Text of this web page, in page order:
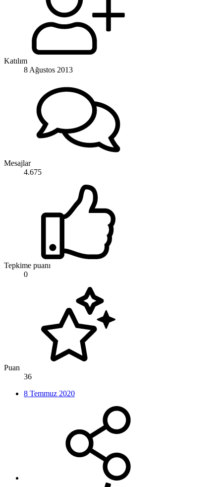
Katılım
8 Ağustos 2013
Mesajlar
4.675
Tepkime puanı
0
Puan
36
8 Temmuz 2020